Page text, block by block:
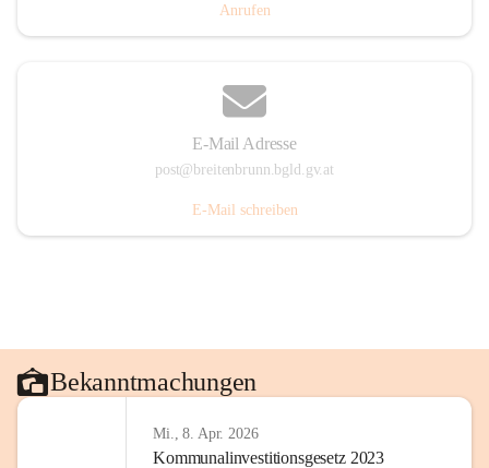
Anrufen
E-Mail Adresse
post@breitenbrunn.bgld.gv.at
E-Mail schreiben
Bekanntmachungen
Mi., 8. Apr. 2026
Kommunalinvestitionsgesetz 2023